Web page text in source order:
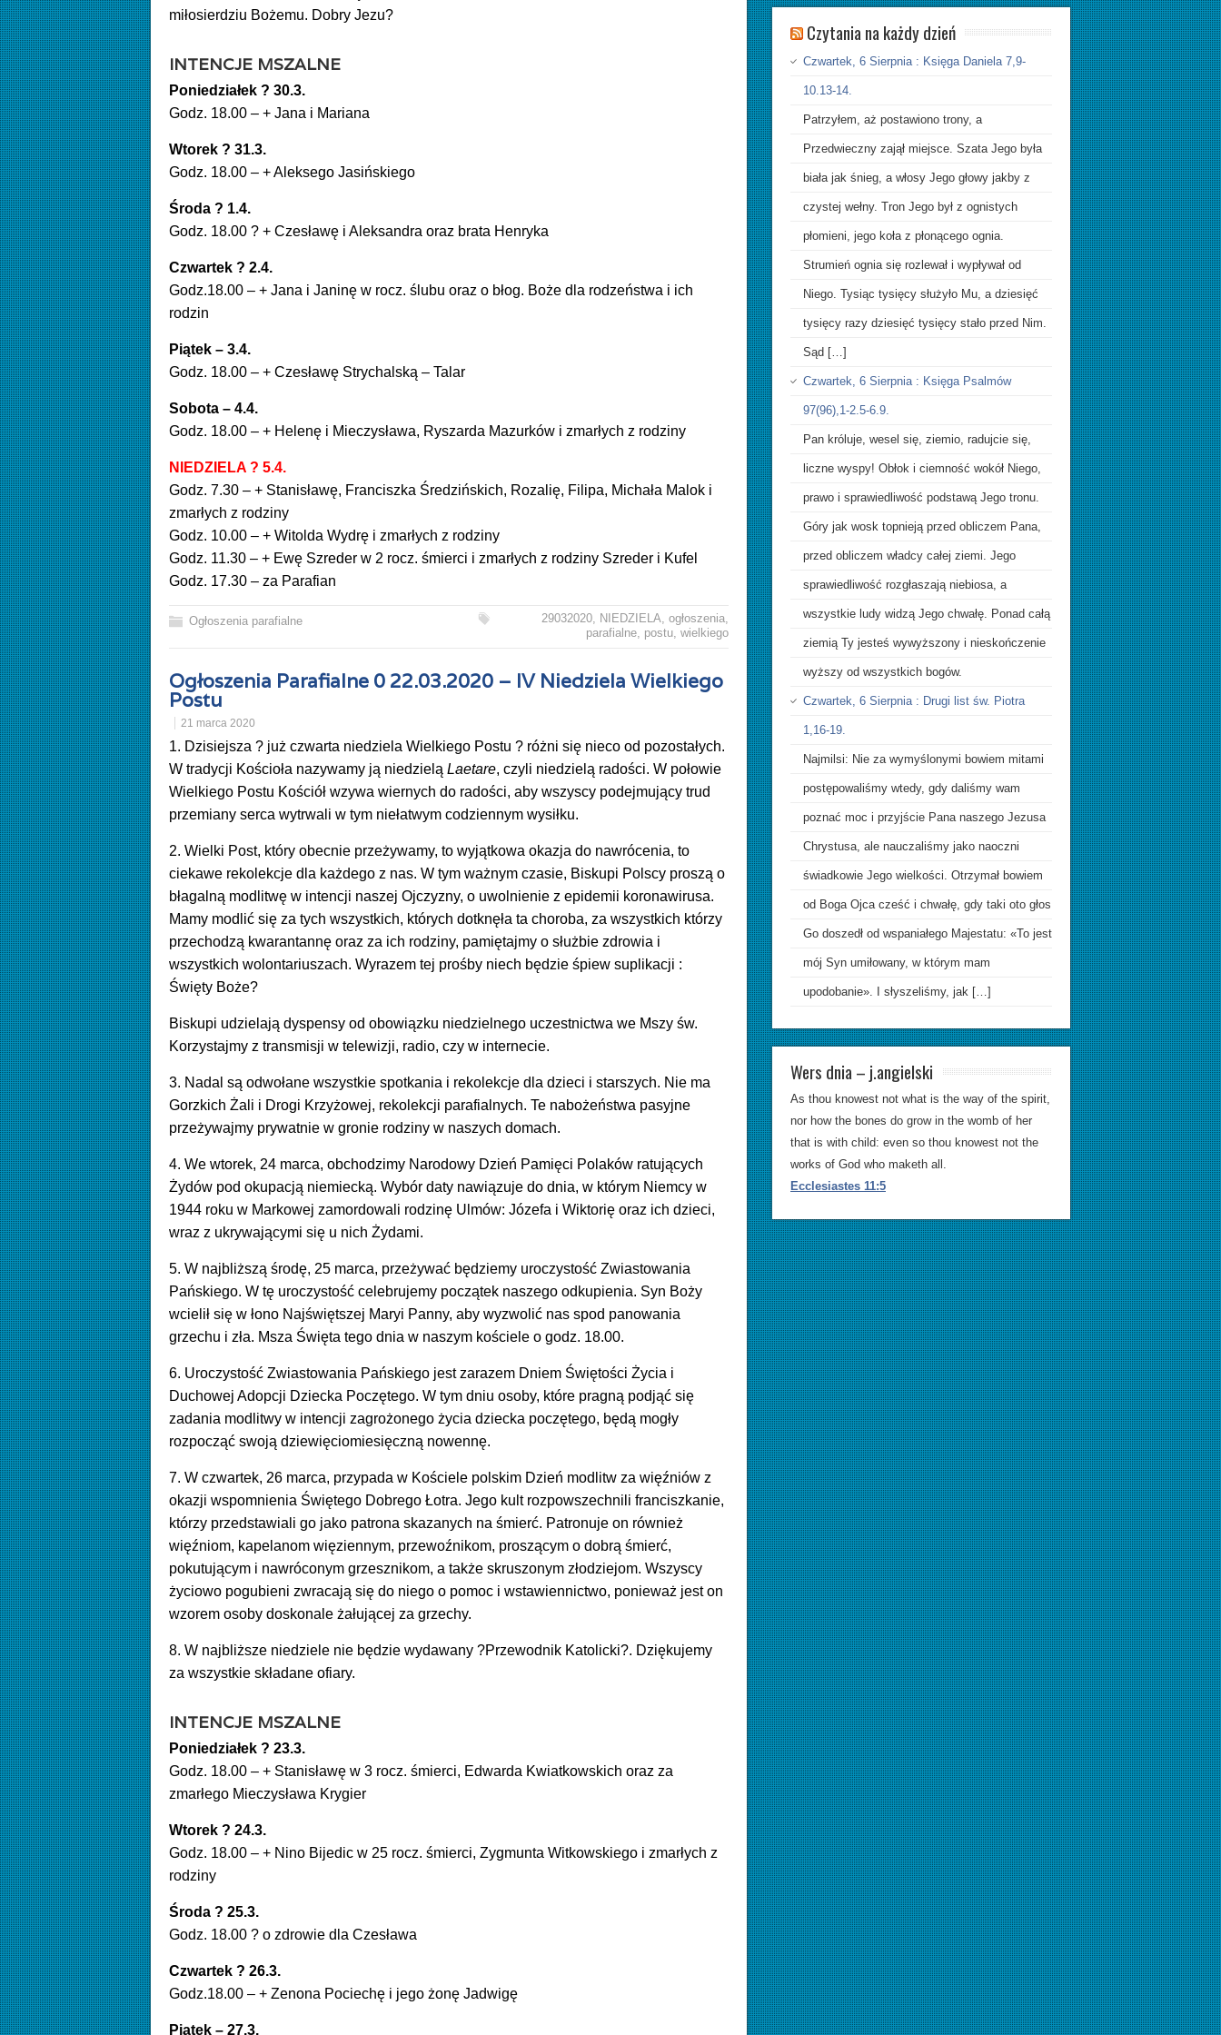
miłosierdziu Bożemu. Dobry Jezu?
INTENCJE MSZALNE
Poniedziałek ? 30.3.
Godz. 18.00 – + Jana i Mariana
Wtorek ? 31.3.
Godz. 18.00 – + Aleksego Jasińskiego
Środa ? 1.4.
Godz. 18.00 ? + Czesławę i Aleksandra oraz brata Henryka
Czwartek ? 2.4.
Godz.18.00 – + Jana i Janinę w rocz. ślubu oraz o błog. Boże dla rodzeństwa i ich
rodzin
Piątek – 3.4.
Godz. 18.00 – + Czesławę Strychalską – Talar
Sobota – 4.4.
Godz. 18.00 – + Helenę i Mieczysława, Ryszarda Mazurków i zmarłych z rodziny
NIEDZIELA ? 5.4.
Godz. 7.30 – + Stanisławę, Franciszka Średzińskich, Rozalię, Filipa, Michała Malok i
zmarłych z rodziny
Godz. 10.00 – + Witolda Wydrę i zmarłych z rodziny
Godz. 11.30 – + Ewę Szreder w 2 rocz. śmierci i zmarłych z rodziny Szreder i Kufel
Godz. 17.30 – za Parafian
Ogłoszenia parafialne 29032020, NIEDZIELA, ogłoszenia,
parafialne, postu, wielkiego
Ogłoszenia Parafialne 0 22.03.2020 – IV Niedziela Wielkiego
Postu
21 marca 2020
1. Dzisiejsza ? już czwarta niedziela Wielkiego Postu ? różni się nieco od pozostałych.
W tradycji Kościoła nazywamy ją niedzielą Laetare, czyli niedzielą radości. W połowie
Wielkiego Postu Kościół wzywa wiernych do radości, aby wszyscy podejmujący trud
przemiany serca wytrwali w tym niełatwym codziennym wysiłku.
2. Wielki Post, który obecnie przeżywamy, to wyjątkowa okazja do nawrócenia, to
ciekawe rekolekcje dla każdego z nas. W tym ważnym czasie, Biskupi Polscy proszą o
błagalną modlitwę w intencji naszej Ojczyzny, o uwolnienie z epidemii koronawirusa.
Mamy modlić się za tych wszystkich, których dotknęła ta choroba, za wszystkich którzy
przechodzą kwarantannę oraz za ich rodziny, pamiętajmy o służbie zdrowia i
wszystkich wolontariuszach. Wyrazem tej prośby niech będzie śpiew suplikacji :
Święty Boże?
Biskupi udzielają dyspensy od obowiązku niedzielnego uczestnictwa we Mszy św.
Korzystajmy z transmisji w telewizji, radio, czy w internecie.
3. Nadal są odwołane wszystkie spotkania i rekolekcje dla dzieci i starszych. Nie ma
Gorzkich Żali i Drogi Krzyżowej, rekolekcji parafialnych. Te nabożeństwa pasyjne
przeżywajmy prywatnie w gronie rodziny w naszych domach.
4. We wtorek, 24 marca, obchodzimy Narodowy Dzień Pamięci Polaków ratujących
Żydów pod okupacją niemiecką. Wybór daty nawiązuje do dnia, w którym Niemcy w
1944 roku w Markowej zamordowali rodzinę Ulmów: Józefa i Wiktorię oraz ich dzieci,
wraz z ukrywającymi się u nich Żydami.
5. W najbliższą środę, 25 marca, przeżywać będziemy uroczystość Zwiastowania
Pańskiego. W tę uroczystość celebrujemy początek naszego odkupienia. Syn Boży
wcielił się w łono Najświętszej Maryi Panny, aby wyzwolić nas spod panowania
grzechu i zła. Msza Święta tego dnia w naszym kościele o godz. 18.00.
6. Uroczystość Zwiastowania Pańskiego jest zarazem Dniem Świętości Życia i
Duchowej Adopcji Dziecka Poczętego. W tym dniu osoby, które pragną podjąć się
zadania modlitwy w intencji zagrożonego życia dziecka poczętego, będą mogły
rozpocząć swoją dziewięciomiesięczną nowennę.
7. W czwartek, 26 marca, przypada w Kościele polskim Dzień modlitw za więźniów z
okazji wspomnienia Świętego Dobrego Łotra. Jego kult rozpowszechnili franciszkanie,
którzy przedstawiali go jako patrona skazanych na śmierć. Patronuje on również
więźniom, kapelanom więziennym, przewoźnikom, proszącym o dobrą śmierć,
pokutującym i nawróconym grzesznikom, a także skruszonym złodziejom. Wszyscy
życiowo pogubieni zwracają się do niego o pomoc i wstawiennictwo, ponieważ jest on
wzorem osoby doskonale żałującej za grzechy.
8. W najbliższe niedziele nie będzie wydawany ?Przewodnik Katolicki?. Dziękujemy
za wszystkie składane ofiary.
INTENCJE MSZALNE
Poniedziałek ? 23.3.
Godz. 18.00 – + Stanisławę w 3 rocz. śmierci, Edwarda Kwiatkowskich oraz za
zmarłego Mieczysława Krygier
Wtorek ? 24.3.
Godz. 18.00 – + Nino Bijedic w 25 rocz. śmierci, Zygmunta Witkowskiego i zmarłych z
rodziny
Środa ? 25.3.
Godz. 18.00 ? o zdrowie dla Czesława
Czwartek ? 26.3.
Godz.18.00 – + Zenona Pociechę i jego żonę Jadwigę
Piątek – 27.3.
Czytania na każdy dzień
Czwartek, 6 Sierpnia : Księga Daniela 7,9-
10.13-14.
Patrzyłem, aż postawiono trony, a
Przedwieczny zajął miejsce. Szata Jego była
biała jak śnieg, a włosy Jego głowy jakby z
czystej wełny. Tron Jego był z ognistych
płomieni, jego koła z płonącego ognia.
Strumień ognia się rozlewał i wypływał od
Niego. Tysiąc tysięcy służyło Mu, a dziesięć
tysięcy razy dziesięć tysięcy stało przed Nim.
Sąd […]
Czwartek, 6 Sierpnia : Księga Psalmów
97(96),1-2.5-6.9.
Pan króluje, wesel się, ziemio, radujcie się,
liczne wyspy! Obłok i ciemność wokół Niego,
prawo i sprawiedliwość podstawą Jego tronu.
Góry jak wosk topnieją przed obliczem Pana,
przed obliczem władcy całej ziemi. Jego
sprawiedliwość rozgłaszają niebiosa, a
wszystkie ludy widzą Jego chwałę. Ponad całą
ziemią Ty jesteś wywyższony i nieskończenie
wyższy od wszystkich bogów.
Czwartek, 6 Sierpnia : Drugi list św. Piotra
1,16-19.
Najmilsi: Nie za wymyślonymi bowiem mitami
postępowaliśmy wtedy, gdy daliśmy wam
poznać moc i przyjście Pana naszego Jezusa
Chrystusa, ale nauczaliśmy jako naoczni
świadkowie Jego wielkości. Otrzymał bowiem
od Boga Ojca cześć i chwałę, gdy taki oto głos
Go doszedł od wspaniałego Majestatu: «To jest
mój Syn umiłowany, w którym mam
upodobanie». I słyszeliśmy, jak […]
Wers dnia – j.angielski
As thou knowest not what is the way of the spirit,
nor how the bones do grow in the womb of her
that is with child: even so thou knowest not the
works of God who maketh all.
Ecclesiastes 11:5